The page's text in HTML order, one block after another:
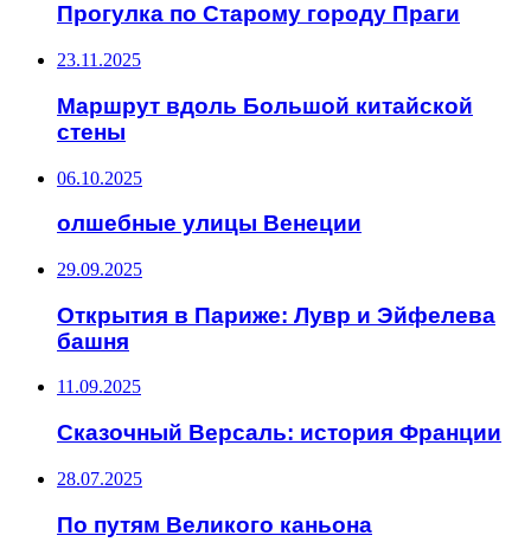
Прогулка по Старому городу Праги
23.11.2025
Маршрут вдоль Большой китайской
стены
06.10.2025
олшебные улицы Венеции
29.09.2025
Открытия в Париже: Лувр и Эйфелева
башня
11.09.2025
Сказочный Версаль: история Франции
28.07.2025
По путям Великого каньона